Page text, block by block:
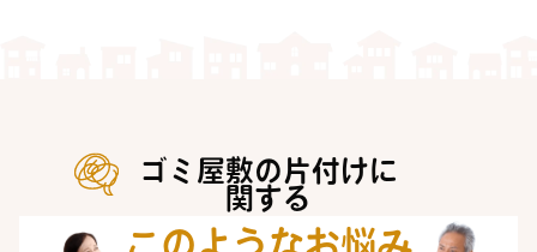
ゴミ屋敷の片付けに
関する
このようなお悩み